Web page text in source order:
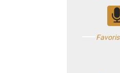
Favoris